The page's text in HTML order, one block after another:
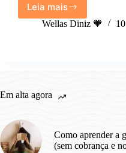
Leia mais
Filmes,
séries
estudar
melhor
o
Wellas Diniz 🧡
Em alta agora
Como aprender a
(sem cobrança e